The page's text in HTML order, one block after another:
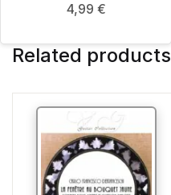
4,99 €
Related products